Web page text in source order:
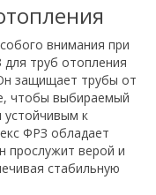
внимания при
труб отопления
защищает трубы от
чтобы выбираемый
к
ФРЗ обладает
прослужит верой и
стабильную